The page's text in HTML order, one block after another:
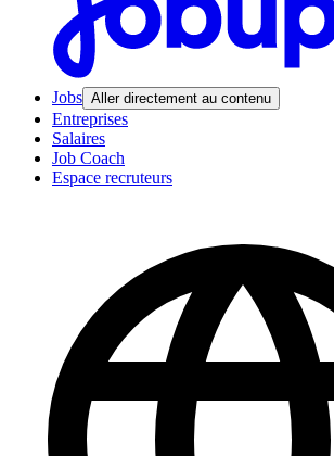
Jobs Aller directement au contenu
Entreprises
Salaires
Job Coach
Espace recruteurs